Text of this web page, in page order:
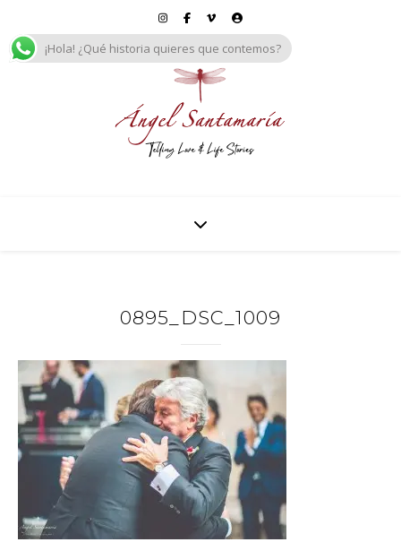
0895_DSC_1009
¡Hola! ¿Qué historia quieres que contemos?